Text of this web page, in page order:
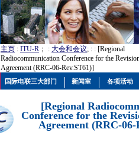
主页 : ITU-R ； : 大会和会议; : : [Regional
Radiocommunication Conference for the
Agreement (RRC-06-Rev.ST61)]
[Regional
Conference for the
Agreement (RRC-06-
国际电联三大部门 新闻室 各项活动